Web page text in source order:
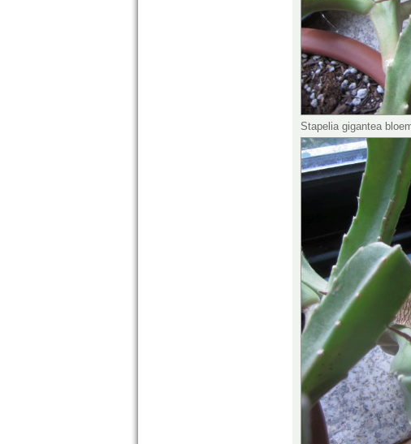
Stapelia gigantea